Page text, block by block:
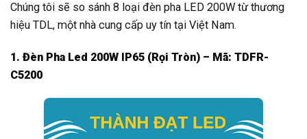
Chúng tôi sẽ so sánh 8 loại đèn pha LED 200W từ thương
hiệu TDL, một nhà cung cấp uy tín tại Việt Nam.
1. Đèn Pha Led 200W IP65 (Rọi Tròn) – Mã: TDFR-
C5200